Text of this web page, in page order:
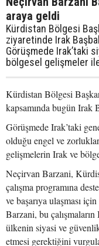
araya geldi
Kürdistan Bölgesi
ziyaretinde Irak
Görüşmede Irak’taki
bölgesel gelişmeler
Kürdistan Bölgesi
kapsamında bugün Irak
Görüşmede Irak’taki
olduğu engel ve
gelişmelerin Irak ve
Neçirvan Barzani,
çalışma programına
ve başarıya ulaşması
Barzani, bu
ülkenin siyasi ve
etmesi gerektiğini